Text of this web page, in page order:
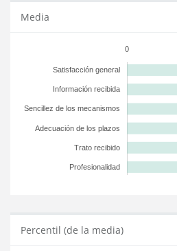
Media
0
Satisfacción general
Información recibida
Sencillez de los mecanismos
Adecuación de los plazos
Trato recibido
Profesionalidad
Percentil (de la media)